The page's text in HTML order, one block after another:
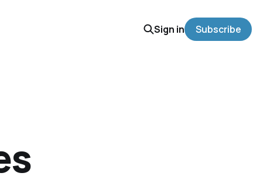
Sign in Subscribe